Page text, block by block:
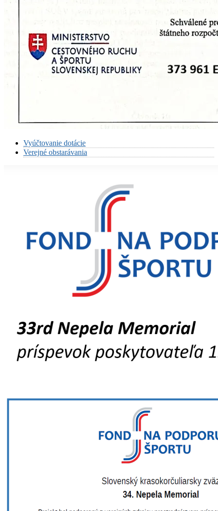
Vyúčtovanie dotácie
Verejné obstarávania